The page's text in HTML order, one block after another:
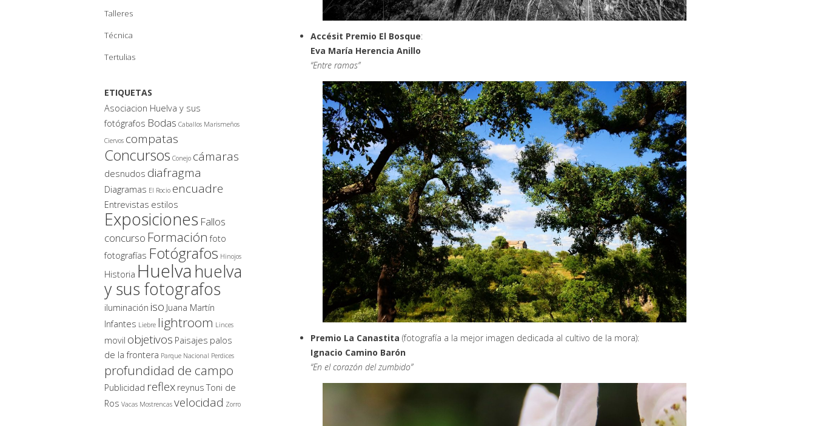
Talleres
Técnica
Tertulias
ETIQUETAS
Asociacion Huelva y sus
fotógrafos Bodas Caballos Marismeños
Ciervos compatas
Concursos Conejo cámaras
desnudos diafragma
Diagramas El Rocio encuadre
Entrevistas estilos
Exposiciones Fallos
concurso Formación foto
fotografías Fotógrafos Hinojos
Historia Huelvahuelva
y sus fotografos
iluminación iso Juana Martín
Infantes Liebre lightroom Linces
movil objetivos Paisajes palos
de la frontera Parque Nacional Perdices
profundidad de campo
Publicidad reflex reynus Toni de
Ros Vacas Mostrencas velocidad Zorro
Accésit Premio El Bosque:
Eva María Herencia Anillo
“Entre ramas”
Premio La Canastita (fotografía a la mejor imagen dedicada al cultivo de la mora):
Ignacio Camino Barón
“En el corazón del zumbido”